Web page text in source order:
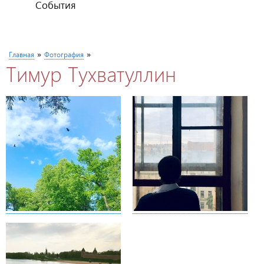
События
Вы здесь
Главная » Фотография »
Тимур Тухватуллин